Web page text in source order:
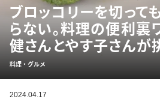
ブロッコリーを切って
らない。料理の便利
健さんとやす子さんが
料理・グルメ
2024.04.17